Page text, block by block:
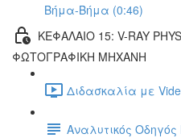
Βήμα-Βήμα (0:46)
ΚΕΦΑΛΑΙΟ 15: V-RAY
ΦΩΤΟΓΡΑΦΙΚΗ ΜΗΧΑΝΗ
Διδασκαλία με
Αναλυτικός